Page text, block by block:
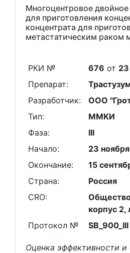
Многоцентровое
для приготовления
концентрата для
метастатическим раком
РКИ № 676 от
Препарат:
Разработчик:
ООО
Тип:
ММКИ
Фаза:
III
Начало:
23
Окончание:
15
Страна:
Россия
CRO:
Общество
корпус 2,
Протокол №
Оценка эффективности и